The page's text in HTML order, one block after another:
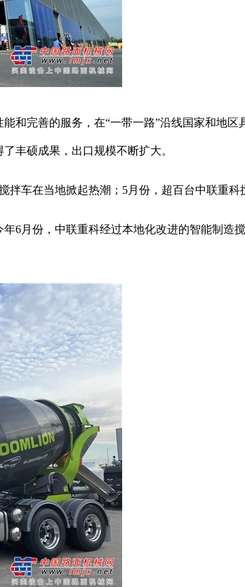
完善的服务，在“一带一路”沿线国家和地区
丰硕成果，出口规模不断扩大。
在当地掀起热潮；5月份，超百台中联重科
月份，中联重科经过本地化改进的智能制造